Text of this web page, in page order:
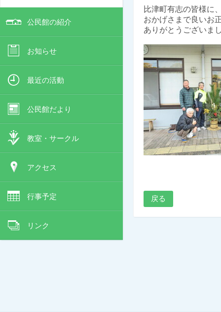
公民館の紹介
お知らせ
最近の活動
公民館だより
教室・サークル
アクセス
行事予定
リンク
比津町有志の皆様に
おかげさまで良いお
ありがとうございま
戻る